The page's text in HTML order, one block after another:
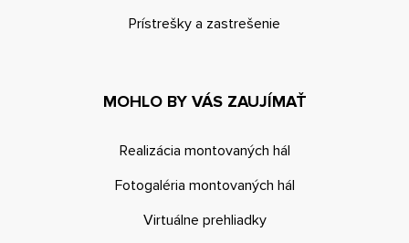
Prístrešky a zastrešenie
MOHLO BY VÁS ZAUJÍMAŤ
Realizácia montovaných hál
Fotogaléria montovaných hál
Virtuálne prehliadky